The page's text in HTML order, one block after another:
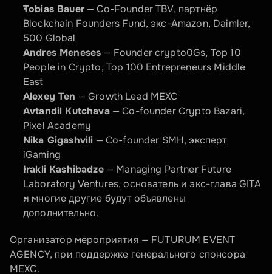
Tobias Bauer — Co-Founder TBV, партнёр
Blockchain Founders Fund, экс-Amazon, Daimler,
500 Global
Andres Meneses — Founder crypto0Gs, Top 10
People in Crypto, Top 100 Entrepreneurs Middle
East
Alexey Ten — Growth Lead MEXC
Avtandil Kutchava — Co-founder Crypto Bazari,
Pixel Academy
Nika Gigashvili — Co-founder SMH, эксперт
iGaming
Irakli Kashibadze — Managing Partner Future
Laboratory Ventures, основатель и экс-глава GITA
и многие другие будут объявлены
дополнительно.
Организатор мероприятия — FUTURUM EVENT
AGENCY, при поддержке генерального спонсора
MEXC.